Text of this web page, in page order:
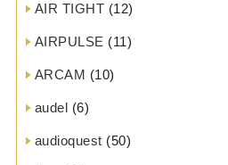
AIR TIGHT (12)
AIRPULSE (11)
ARCAM (10)
audel (6)
audioquest (50)